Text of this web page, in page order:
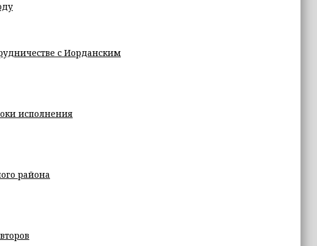
с Иорданским
исполнения
района